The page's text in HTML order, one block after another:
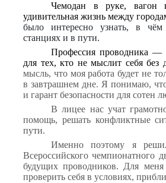
Чемодан в руке, вагон
удивительная жизнь между
было интересно узнать, в чём
станциях и в пути.
Профессия проводника —
для тех, кто не мыслит себя
мысль, что моя работа будет не
в завтрашнем дне. Я понимаю,
и гарант безопасности для сотен
В лицее нас учат
помощь, решать конфликтные
пути.
Именно поэтому я
Всероссийского чемпионатного
будущих проводников. Для
проверить себя в условиях,